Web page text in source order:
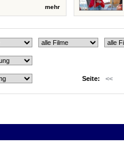
mehr
<<
Seite: